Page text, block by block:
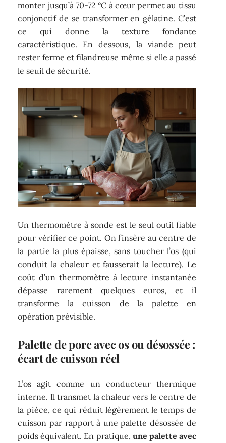
monter jusqu’à 70-72 °C à cœur permet au tissu
conjonctif de se transformer en gélatine. C’est
ce qui donne la texture fondante
caractéristique. En dessous, la viande peut
rester ferme et filandreuse même si elle a passé
le seuil de sécurité.
Un thermomètre à sonde est le seul outil fiable
pour vérifier ce point. On l’insère au centre de
la partie la plus épaisse, sans toucher l’os (qui
conduit la chaleur et fausserait la lecture). Le
coût d’un thermomètre à lecture instantanée
dépasse rarement quelques euros, et il
transforme la cuisson de la palette en
opération prévisible.
Palette de porc avec os ou désossée :
écart de cuisson réel
L’os agit comme un conducteur thermique
interne. Il transmet la chaleur vers le centre de
la pièce, ce qui réduit légèrement le temps de
cuisson par rapport à une palette désossée de
poids équivalent. En pratique, une palette avec